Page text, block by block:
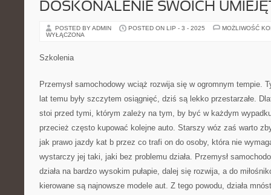
DOSKONALENIE SWOICH
POSTED BY ADMIN POSTED ON LIP - 3 - 2025
MOŻLIWOŚĆ
WYŁĄCZONA
Szkolenia
Przemysł samochodowy wciąż rozwija się w ogromnym tempie.
lat temu były szczytem osiągnięć, dziś są lekko przestarzałe.
stoi przed tymi, którym zależy na tym, by być w każdym
przecież często kupować kolejne auto. Starszy wóz zaś warto
jak prawo jazdy kat b przez co trafi on do osoby, która nie
wystarczy jej taki, jaki bez problemu działa. Przemysł
działa na bardzo wysokim pułapie, dalej się rozwija, a do
kierowane są najnowsze modele aut. Z tego powodu, działa